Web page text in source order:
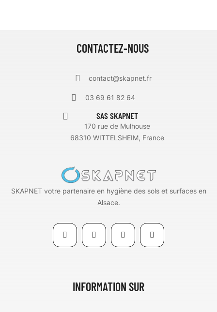
CONTACTEZ-NOUS
contact@skapnet.fr
03 69 61 82 64
SAS SKAPNET
170 rue de Mulhouse
68310 WITTELSHEIM, France
SKAPNET votre partenaire en hygiène des sols et surfaces en
Alsace.
INFORMATION SUR